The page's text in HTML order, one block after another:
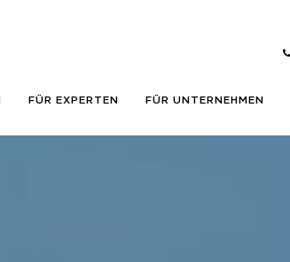
FÜR EXPERTEN FÜR UNTERNEHMEN